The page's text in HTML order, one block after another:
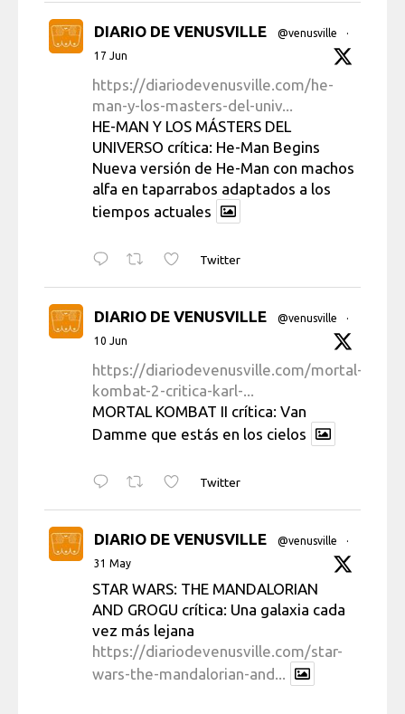
DIARIO DE VENUSVILLE @venusville
·
17 Jun
https://diariodevenusville.com/he-
man-y-los-masters-del-univ...
HE-MAN Y LOS MÁSTERS DEL
UNIVERSO crítica: He-Man Begins
Nueva versión de He-Man con machos
alfa en taparrabos adaptados a los
tiempos actuales
Twitter
DIARIO DE VENUSVILLE @venusville
·
10 Jun
https://diariodevenusville.com/mortal-
kombat-2-critica-karl-...
MORTAL KOMBAT II crítica: Van
Damme que estás en los cielos
Twitter
DIARIO DE VENUSVILLE @venusville
·
31 May
STAR WARS: THE MANDALORIAN
AND GROGU crítica: Una galaxia cada
vez más lejana
https://diariodevenusville.com/star-
wars-the-mandalorian-and...